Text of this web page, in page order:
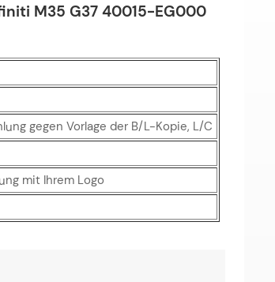
M35 G37 40015-EG000
gegen Vorlage der B/L-Kopie, L/C
mit Ihrem Logo